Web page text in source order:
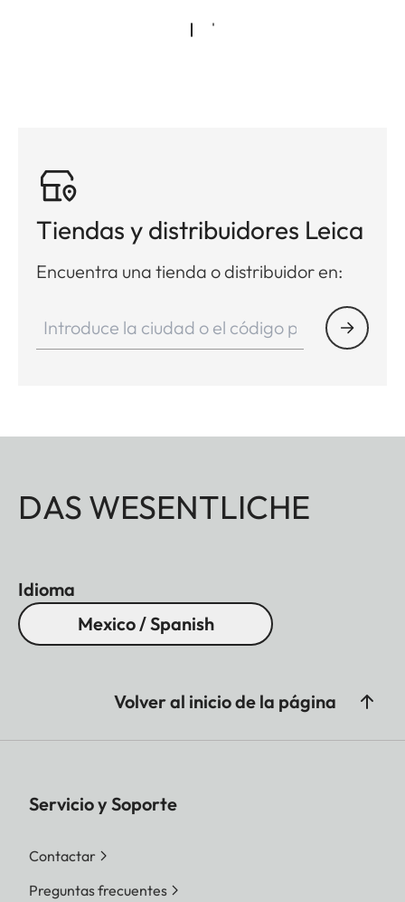
Tiendas y distribuidores Leica
Encuentra una tienda o distribuidor en:
DAS WESENTLICHE
Idioma
Mexico / Spanish
Volver al inicio de la página
Servicio y Soporte
Contactar
Preguntas frecuentes